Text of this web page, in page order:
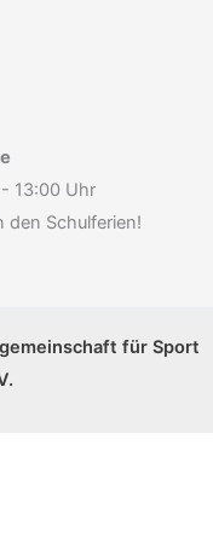
13:00 Uhr
den Schulferien!
für Sport